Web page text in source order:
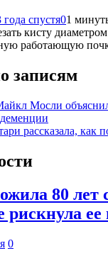
года спустя01
кисту
работающую
записям
Мосли
рассказала, как
80 лет
рискнула
0